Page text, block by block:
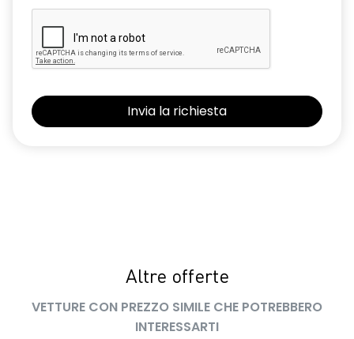
Altre offerte
VETTURE CON PREZZO SIMILE CHE POTREBBERO
INTERESSARTI